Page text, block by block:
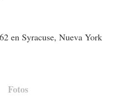
en Syracuse, Nueva York
Fotos